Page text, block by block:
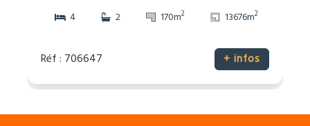
4
2 170m2 13676m2
Réf : 706647 + infos